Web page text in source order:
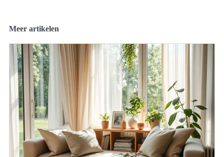
Meer artikelen